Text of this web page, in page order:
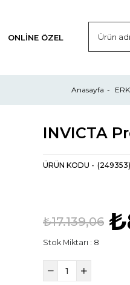
ONLINE ÖZEL
Anasayfa
(249353)
₺17.139,06
Stok Miktarı : 8